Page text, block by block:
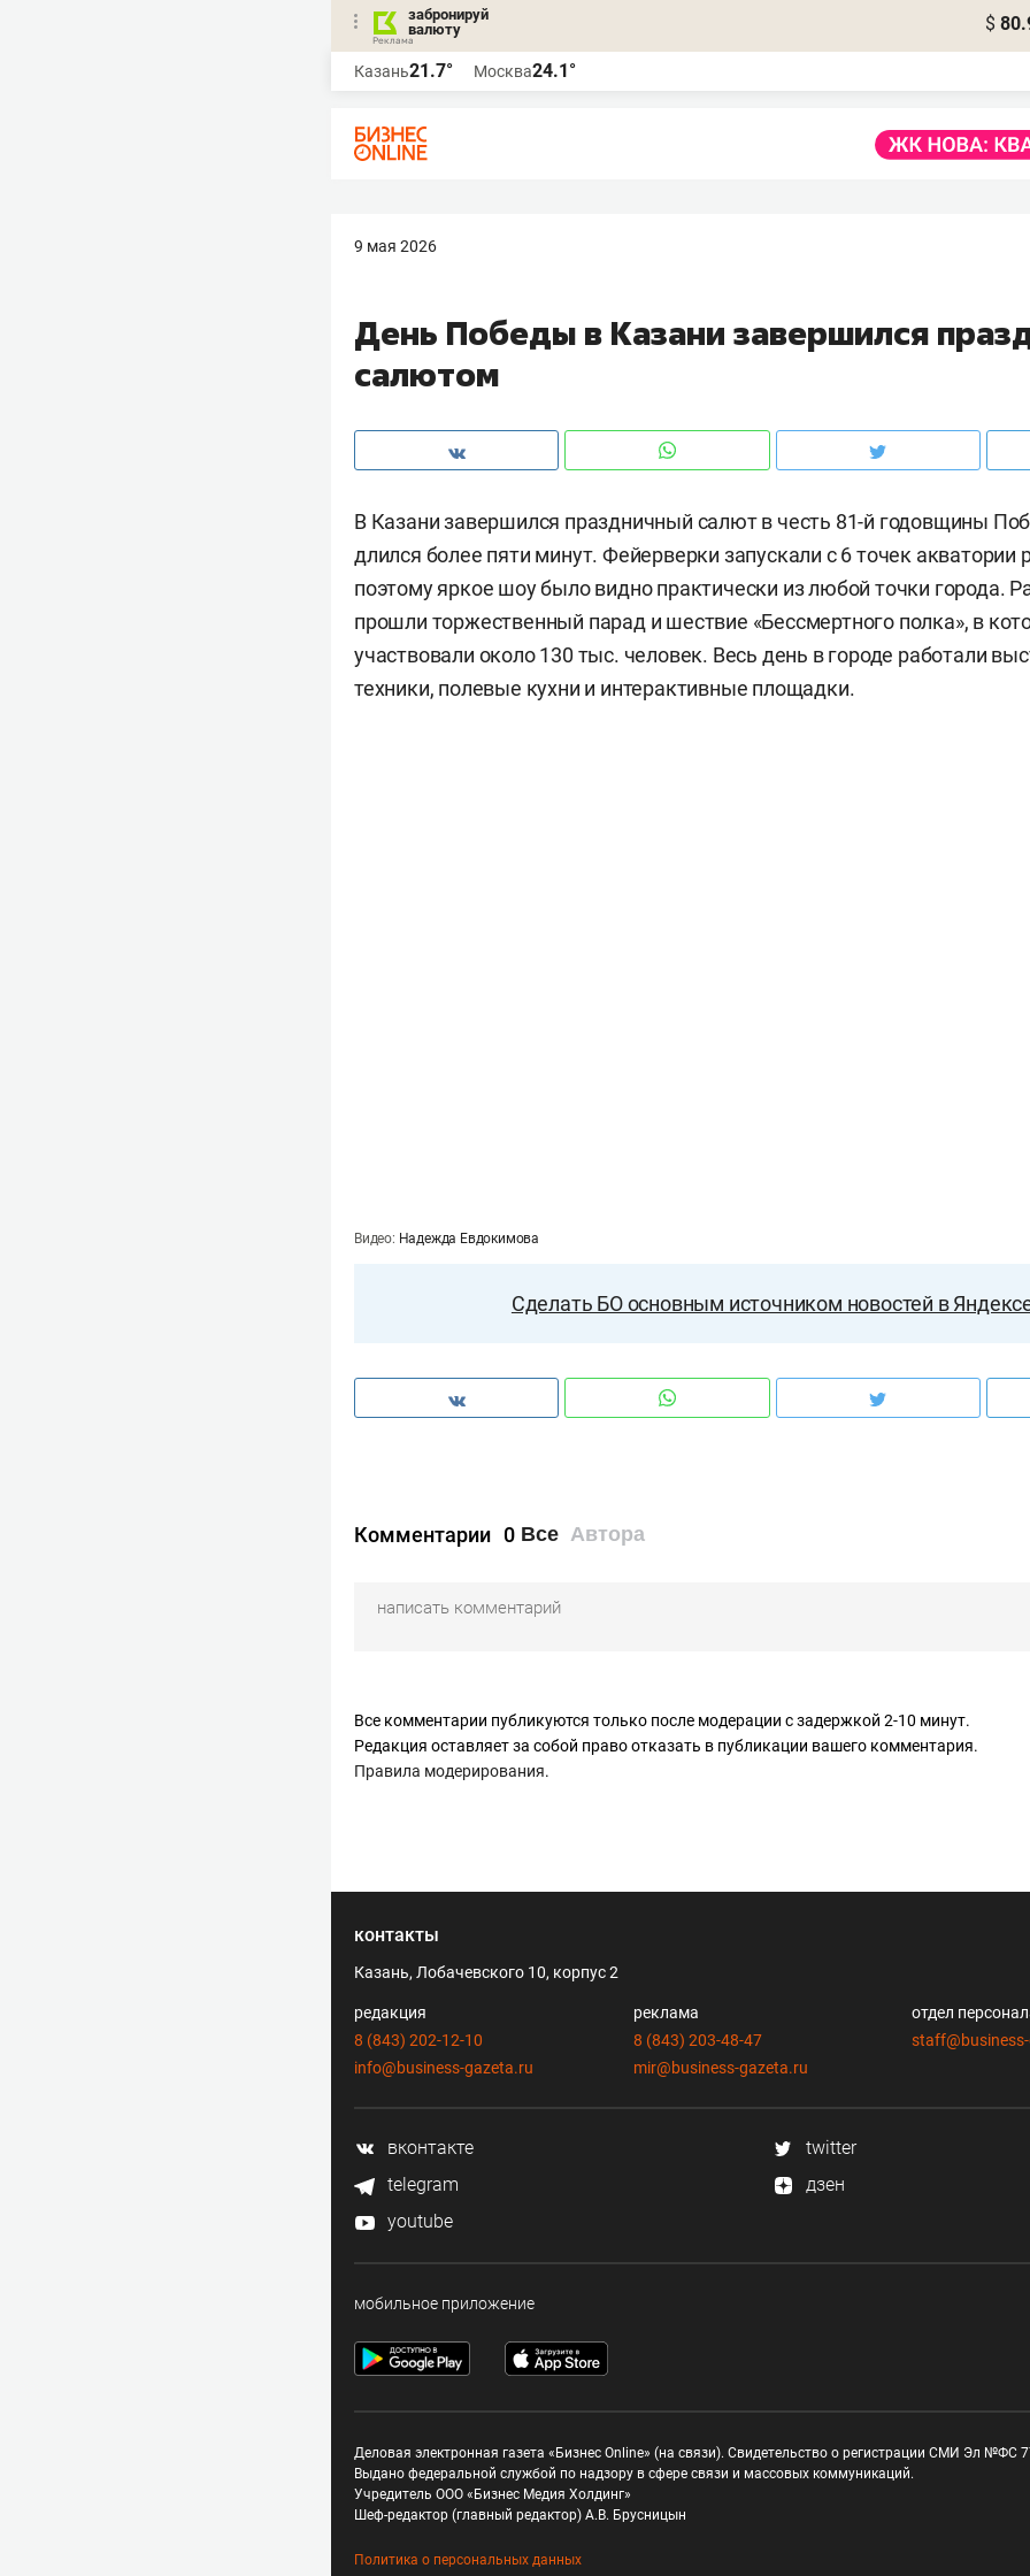
забронируй
валюту
$
Казань21.7° Москва24.1°
9 мая 2026
День Победы в Казани завершился
салютом
В Казани завершился праздничный салют в честь 81-й годовщины
длился более пяти минут. Фейерверки запускали с 6 точек акватории
поэтому яркое шоу было видно практически из любой точки города.
прошли торжественный парад и шествие «Бессмертного полка», в
участвовали около 130 тыс. человек. Весь день в городе работали
техники, полевые кухни и интерактивные площадки.
Видео: Надежда Евдокимова
Сделать БО основным источником новостей в
Комментарии 0 Все Автора
Все комментарии публикуются только после модерации с задержкой 2-10 минут.
Редакция оставляет за собой право отказать в публикации вашего комментария.
Правила модерирования.
контакты
Казань, Лобачевского 10, корпус 2
редакция
8 (843) 202-12-10
info@business-gazeta.ru
реклама
8 (843) 203-48-47
mir@business-gazeta.ru
отдел
вконтакте
twitter
telegram
дзен
youtube
мобильное приложение
Деловая электронная газета «Бизнес Online» (на связи). Свидетельство о регистрации СМИ Эл №ФС
Выдано федеральной службой по надзору в сфере связи и массовых коммуникаций.
Учредитель ООО «Бизнес Медия Холдинг»
Шеф-редактор (главный редактор) А.В. Брусницын
Политика о персональных данных